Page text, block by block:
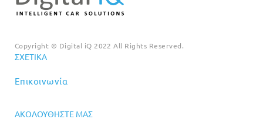
Copyright © Digital iQ 2022 All Rights Reserved.
ΣΧΕΤΙΚΆ
Επικοινωνία
ΑΚΟΛΟΥΘΉΣΤΕ ΜΑΣ